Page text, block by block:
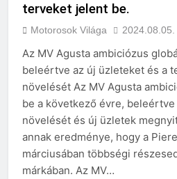
terveket jelent be.
Motorosok Világa 2024.08.05.
Az MV Agusta ambiciózus
beleértve az új üzleteket és a
növelését Az MV Agusta
be a következő évre,
növelését és új üzletek
annak eredménye, hogy a
márciusában többségi
márkában. Az MV…